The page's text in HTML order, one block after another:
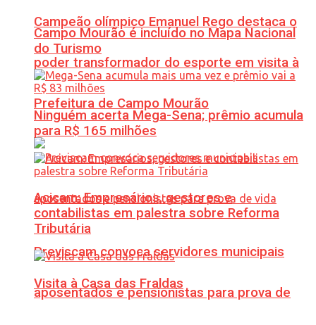
Campeão olímpico Emanuel Rego destaca o
poder transformador do esporte em visita à
Prefeitura de Campo Mourão
Previscam convoca servidores municipais
aposentados e pensionistas para prova de
Campo Mourão é incluído no Mapa Nacional
do Turismo
Ninguém acerta Mega-Sena; prêmio acumula
para R$ 165 milhões
Acicam: Empresários, gestores e
contabilistas em palestra sobre Reforma
Tributária
Visita à Casa das Fraldas